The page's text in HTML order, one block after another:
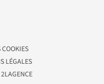
LÉGALES
2LAGENCE